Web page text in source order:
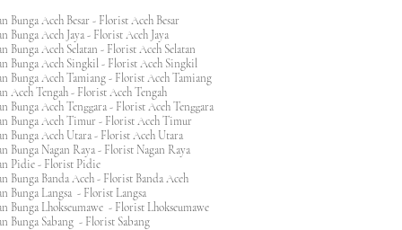
Bunga Aceh Besar - Florist Aceh Besar
Bunga Aceh Jaya - Florist Aceh Jaya
Bunga Aceh Selatan - Florist Aceh Selatan
Bunga Aceh Singkil - Florist Aceh Singkil
Bunga Aceh Tamiang - Florist Aceh Tamiang
Aceh Tengah - Florist Aceh Tengah
Bunga Aceh Tenggara - Florist Aceh Tenggara
Bunga Aceh Timur - Florist Aceh Timur
Bunga Aceh Utara - Florist Aceh Utara
Bunga Nagan Raya - Florist Nagan Raya
Pidie - Florist Pidie
Bunga Banda Aceh - Florist Banda Aceh
Bunga Langsa - Florist Langsa
Bunga Lhokseumawe - Florist Lhokseumawe
Bunga Sabang - Florist Sabang